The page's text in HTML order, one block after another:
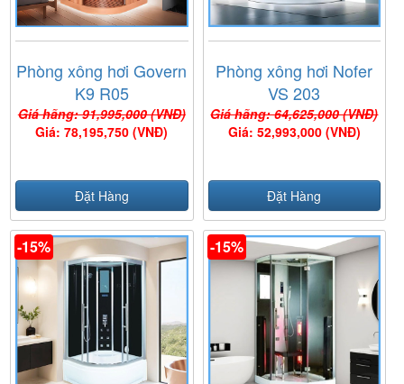
Phòng xông hơi Govern
K9 R05
Giá hãng: 91,995,000 (VNĐ)
Giá: 78,195,750 (VNĐ)
Đặt Hàng
Phòng xông hơi Nofer
VS 203
Giá hãng: 64,625,000 (VNĐ)
Giá: 52,993,000 (VNĐ)
Đặt Hàng
-15% -15%